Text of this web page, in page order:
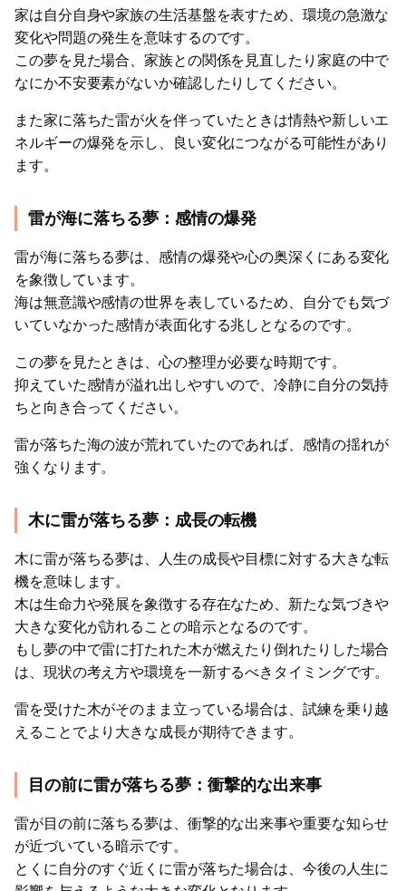
家は自分自身や家族の生活基盤を表すため、環境の急激な
変化や問題の発生を意味するのです。
この夢を見た場合、家族との関係を見直したり家庭の中で
なにか不安要素がないか確認したりしてください。
また家に落ちた雷が火を伴っていたときは情熱や新しいエ
ネルギーの爆発を示し、良い変化につながる可能性があり
ます。
雷が海に落ちる夢：感情の爆発
雷が海に落ちる夢は、感情の爆発や心の奥深くにある変化
を象徴しています。
海は無意識や感情の世界を表しているため、自分でも気づ
いていなかった感情が表面化する兆しとなるのです。
この夢を見たときは、心の整理が必要な時期です。
抑えていた感情が溢れ出しやすいので、冷静に自分の気持
ちと向き合ってください。
雷が落ちた海の波が荒れていたのであれば、感情の揺れが
強くなります。
木に雷が落ちる夢：成長の転機
木に雷が落ちる夢は、人生の成長や目標に対する大きな転
機を意味します。
木は生命力や発展を象徴する存在なため、新たな気づきや
大きな変化が訪れることの暗示となるのです。
もし夢の中で雷に打たれた木が燃えたり倒れたりした場合
は、現状の考え方や環境を一新するべきタイミングです。
雷を受けた木がそのまま立っている場合は、試練を乗り越
えることでより大きな成長が期待できます。
目の前に雷が落ちる夢：衝撃的な出来事
雷が目の前に落ちる夢は、衝撃的な出来事や重要な知らせ
が近づいている暗示です。
とくに自分のすぐ近くに雷が落ちた場合は、今後の人生に